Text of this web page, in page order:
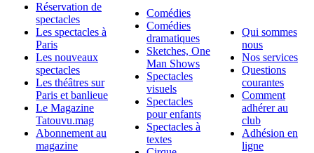
Réservation de
spectacles
Les spectacles à
Paris
Les nouveaux
spectacles
Les théâtres sur
Paris et banlieue
Le Magazine
Tatouvu.mag
Abonnement au
magazine
Comédies
Comédies
dramatiques
Sketches, One
Man Shows
Spectacles
visuels
Spectacles
pour enfants
Spectacles à
textes
Qui sommes
nous
Nos services
Questions
courantes
Comment
adhérer au
club
Adhésion en
ligne